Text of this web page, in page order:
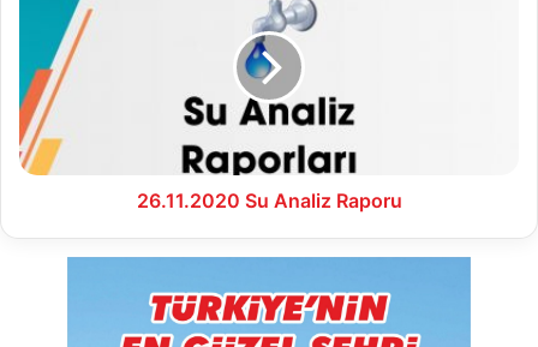
Raporu
26.11.2020 Su Analiz Raporu